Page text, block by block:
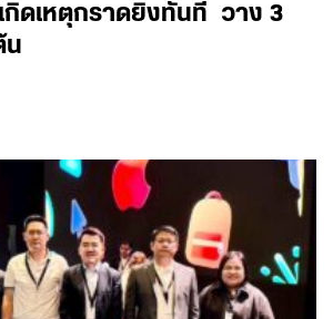
กิดเหตุกราดยิงทันที วาง 3
น